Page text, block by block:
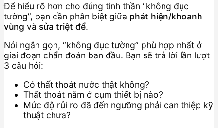
Để hiểu rõ hơn cho đúng tinh thần “không đục
tường”, bạn cần phân biệt giữa phát hiện/khoanh
vùng và sửa triệt để.
Nói ngắn gọn, “không đục tường” phù hợp nhất ở
giai đoạn chẩn đoán ban đầu. Bạn sẽ trả lời lần lượt
3 câu hỏi:
Có thất thoát nước thật không?
Thất thoát nằm ở cụm thiết bị nào?
Mức độ rủi ro đã đến ngưỡng phải can thiệp kỹ
thuật chưa?